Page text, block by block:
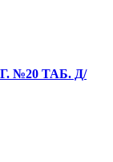
№20 ТАБ. Д/